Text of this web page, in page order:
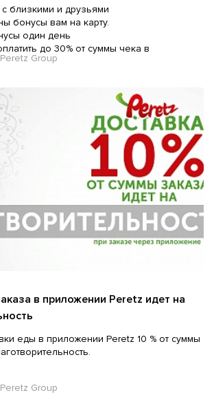
близкими и друзьями
бонусы вам на карту.
один день
до 30% от суммы чека в
Group
в приложении Peretz идет на
еды в приложении Peretz 10 % от суммы
Group